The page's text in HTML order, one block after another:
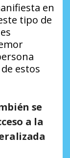
en
tipo de
estos
se
a la